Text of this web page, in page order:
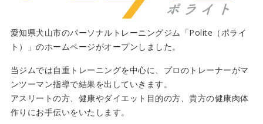
愛知県犬山市のパーソナルトレーニングジム「Polite（ポライ
ト）」のホームページがオープンしました。
当ジムでは自重トレーニングを中心に、プロのトレーナーがマ
ンツーマン指導で結果を出していきます。
アスリートの方、健康やダイエット目的の方、貴方の健康肉体
作りにお手伝いをいたします。